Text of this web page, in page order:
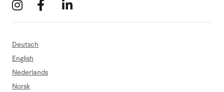
Deutsch
English
Nederlands
Norsk